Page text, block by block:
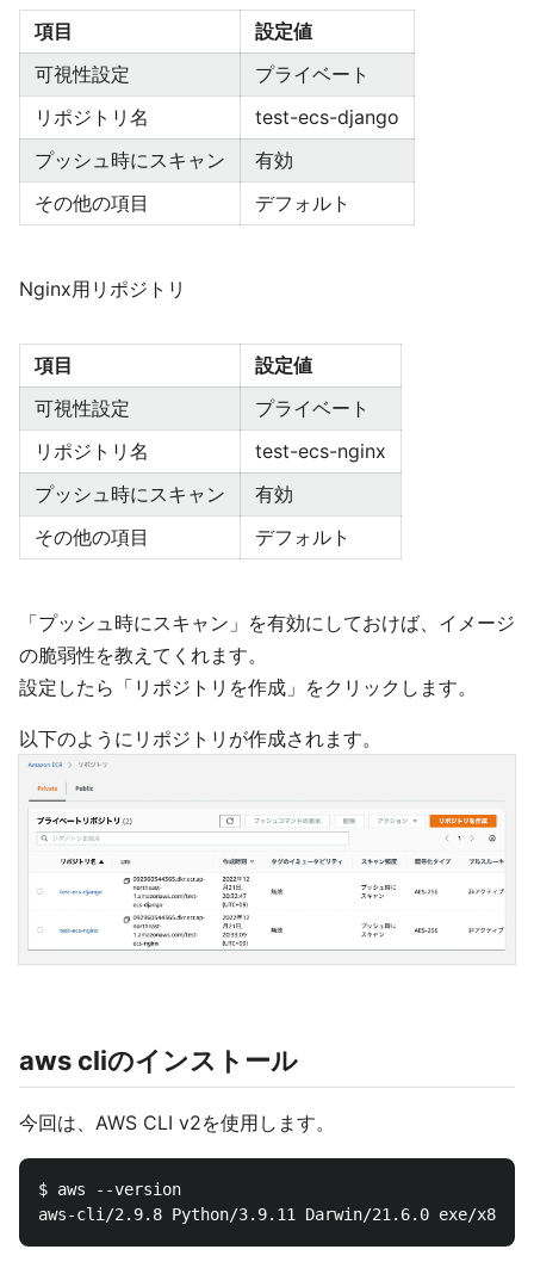
項目
設定値
可視性設定
プライベート
リポジトリ名
test-ecs-django
プッシュ時にスキャン
有効
その他の項目
デフォルト
Nginx用リポジトリ
項目
設定値
可視性設定
プライベート
リポジトリ名
test-ecs-nginx
プッシュ時にスキャン
有効
その他の項目
デフォルト
「プッシュ時にスキャン」を有効にしておけば、イメージ
の脆弱性を教えてくれます。
設定したら「リポジトリを作成」をクリックします。
以下のようにリポジトリが作成されます。
aws cliのインストール
今回は、AWS CLI v2を使用します。
$ aws --version